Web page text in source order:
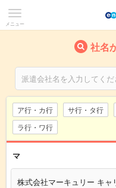
メニュー
社名
ア行・カ行 サ行・タ行
ラ行・ワ行
マ
株式会社マーキュリー キャ